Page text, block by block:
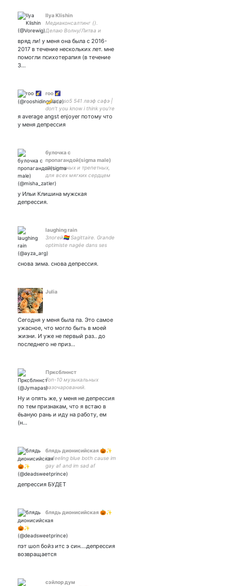
Ilya Klishin
Медиаконсалтинг ().
Делаю Волну/Литва и
книжный клуб в Вильнюсе.
Колонки: Delfi, Insider
вряд ли! у меня она была с 2016-
2017 в течение нескольких лет. мне
помогли психотерапия (в течение
3…
roo 🌠
🌙 intp so5 541 лвэф сафэ |
don’t you know i think you’re
the cat’s meow??!! |
proshippers, proputinists,
я average angst enjoyer потому что
у меня депрессия
булочка с
пропагандой(sigma male)
для нежных и трепетных,
для всех мягких сердцем
у Ильи Клишина мужская
депрессия.
laughing rain
Злогей🏳️‍🌈 Sagittaire. Grande
optimiste nagée dans ses
rêves... про старость и
снова зима. снова депрессия.
Julia
Сегодня у меня была па. Это самое
ужасное, что могло быть в моей
жизни. И уже не первый раз.. до
последнего не приз…
Прксблннст
Топ-10 музыкальных
разочарований.
Ну и опять же, у меня не депрессия
по тем признакам, что я встаю в
ёьаную рань и иду на работу, ем
(н…
блядь дионисийская 🎃✨
im feeling blue both cause im
gay af and im sad af
депрессия БУДЕТ
блядь дионисийская 🎃✨
пэт шоп бойз итс э син....депрессия
возвращается
сэйлор дум